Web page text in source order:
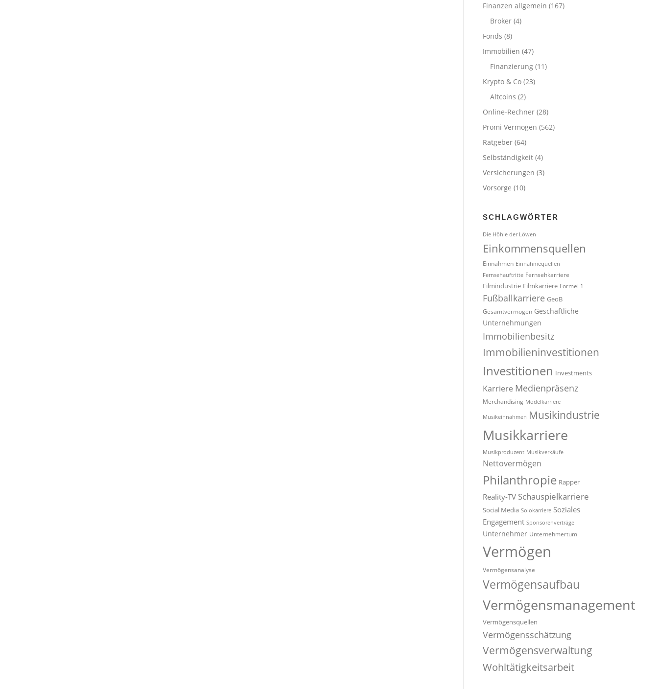
Finanzen allgemein (167)
Broker (4)
Fonds (8)
Immobilien (47)
Finanzierung (11)
Krypto & Co (23)
Altcoins (2)
Online-Rechner (28)
Promi Vermögen (562)
Ratgeber (64)
Selbständigkeit (4)
Versicherungen (3)
Vorsorge (10)
SCHLAGWÖRTER
Die Höhle der Löwen
Einkommensquellen
Einnahmen Einnahmequellen
Fernsehauftritte Fernsehkarriere
Filmindustrie Filmkarriere Formel 1
Fußballkarriere GeoB
Gesamtvermögen Geschäftliche
Unternehmungen
Immobilienbesitz
Immobilieninvestitionen
Investitionen Investments
Karriere Medienpräsenz
Merchandising Modelkarriere
Musikeinnahmen Musikindustrie
Musikkarriere
Musikproduzent Musikverkäufe
Nettovermögen
Philanthropie Rapper
Reality-TV Schauspielkarriere
Social Media Solokarriere Soziales
Engagement Sponsorenverträge
Unternehmer Unternehmertum
Vermögen
Vermögensanalyse
Vermögensaufbau
Vermögensmanagement
Vermögensquellen
Vermögensschätzung
Vermögensverwaltung
Wohltätigkeitsarbeit